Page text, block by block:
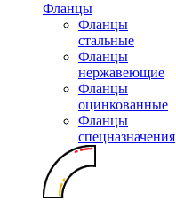
Фланцы
Фланцы
стальные
Фланцы
нержавеющие
Фланцы
оцинкованные
Фланцы
спецназначения